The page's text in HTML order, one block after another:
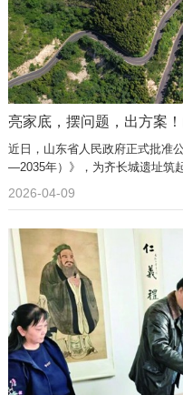
亮家底，摆问题，出方案
近日，山东省人民政府正式批准
—2035年）》，为齐长城遗址筑
2026-04-09